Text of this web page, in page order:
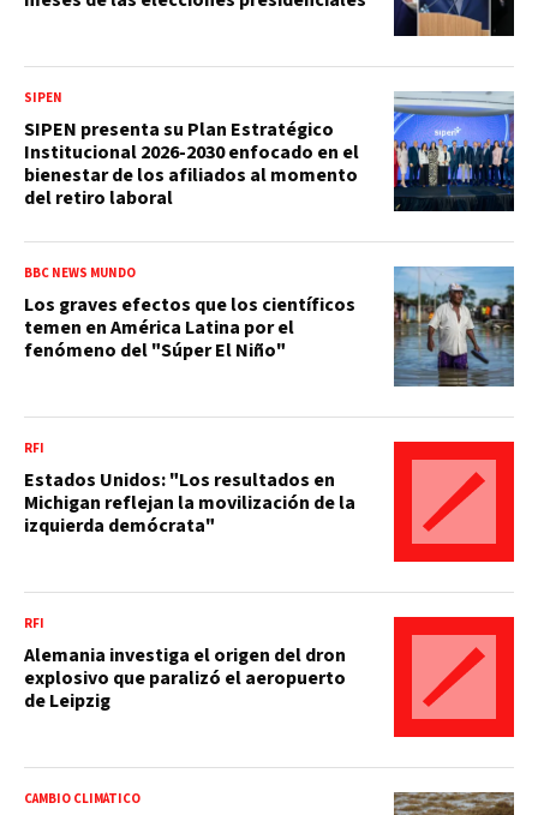
SIPEN
SIPEN presenta su Plan Estratégico
Institucional 2026-2030 enfocado en el
bienestar de los afiliados al momento
del retiro laboral
BBC NEWS MUNDO
Los graves efectos que los científicos
temen en América Latina por el
fenómeno del "Súper El Niño"
RFI
Estados Unidos: "Los resultados en
Michigan reflejan la movilización de la
izquierda demócrata"
RFI
Alemania investiga el origen del dron
explosivo que paralizó el aeropuerto
de Leipzig
CAMBIO CLIMÁTICO